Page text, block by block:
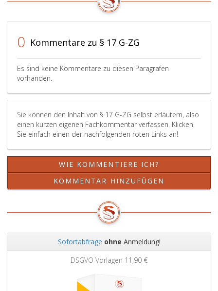
0 Kommentare zu § 17 G-ZG
Es sind keine Kommentare zu diesen Paragrafen
vorhanden.
Sie können den Inhalt von § 17 G-ZG selbst erläutern, also
einen kurzen eigenen Fachkommentar verfassen. Klicken
Sie einfach einen der nachfolgenden roten Links an!
WIE KOMMENTIERE ICH?
KOMMENTAR HINZUFÜGEN
Sofortabfrage ohne Anmeldung!
DSGVO Vorlagen 11,90 €